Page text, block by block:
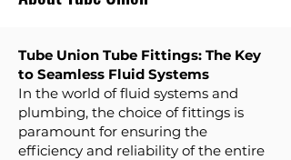
Tube Union Tube Fittings: The Key
to Seamless Fluid Systems
In the world of fluid systems and
plumbing, the choice of fittings is
paramount for ensuring the
efficiency and reliability of the entire